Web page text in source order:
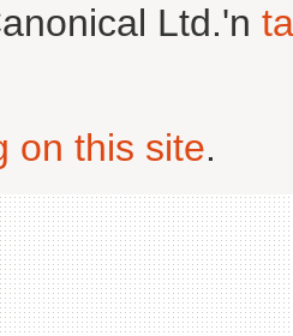
Ltd.'n
on this site.